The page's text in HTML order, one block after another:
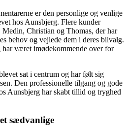
er den personlige og venlige
hos Aunsbjerg. Flere kunder
Christian og Thomas, der har
behov og vejlede dem i deres bilvalg.
været imødekommende over for
sat i centrum og har følt sig
Den professionelle tilgang og gode
Aunsbjerg har skabt tillid og tryghed
sædvanlige